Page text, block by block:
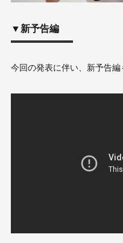
▼新予告編
今回の発表に伴い、新予告編